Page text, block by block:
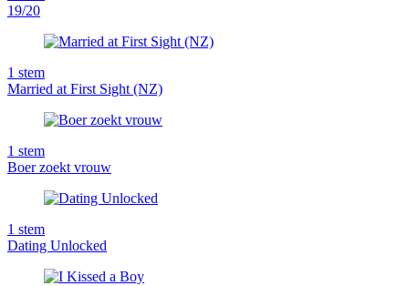
19/20
1 stem
Married at First Sight (NZ)
1 stem
Boer zoekt vrouw
1 stem
Dating Unlocked